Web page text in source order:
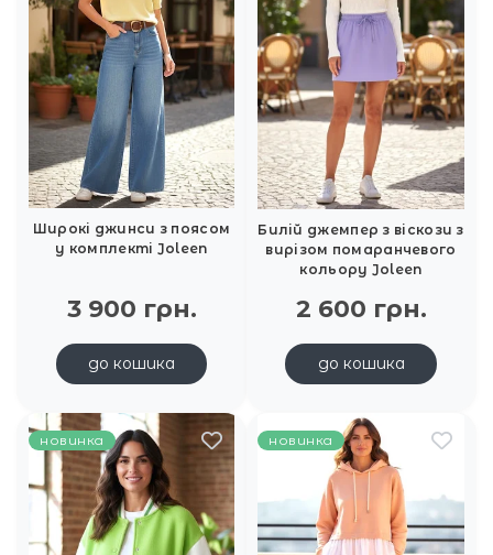
Широкі джинси з поясом
у комплекті Joleen
3 900 грн.
до кошика
Билій джемпер з віскози з
вирізом помаранчевого
кольору Joleen
2 600 грн.
до кошика
новинка новинка